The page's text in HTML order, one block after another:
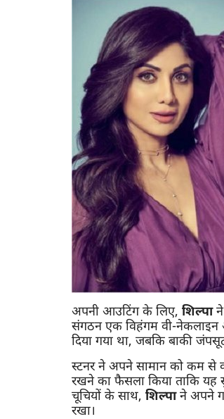
अपनी आउटिंग के लिए, शिल्पाने
संगठन एक विहंगम वी-नेकलाइन
दिया गया था, जबकि बाकी
स्टनर ने अपने सामान को कम से
रखने का फैसला किया ताकि यह
चूचियों के साथ, शिल्पाने अपने
रखा।